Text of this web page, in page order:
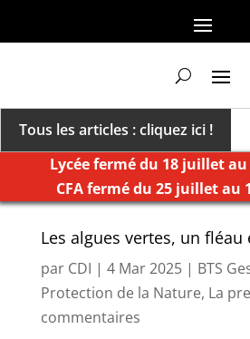
Tous les articles : cliquez ici !
vers un millésime des extrêmes »
Lycée fermé du 18 juillet
CFA fermé du 25 juillet au
Les algues vertes, un fléau
par CDI | 4 Mar 2025| BTS
Protection de la Nature, La
commentaires